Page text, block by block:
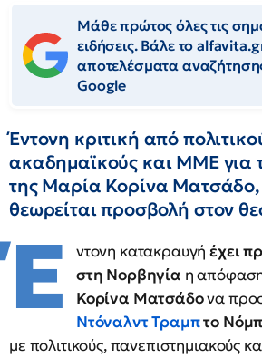
Μάθε πρώτος όλες τις
ειδήσεις. Βάλε το
αποτελέσματα
Google
Έντονη κριτική από
ακαδημαϊκούς και ΜΜΕ για
της Μαρία Κορίνα
θεωρείται προσβολή στον
Έ ντονη κατακραυγήέχει
στη Νορβηγία η
Κορίνα Ματσάδονα
Ντόναλντ Τραμπτο
με πολιτικούς, πανεπιστημιακούς